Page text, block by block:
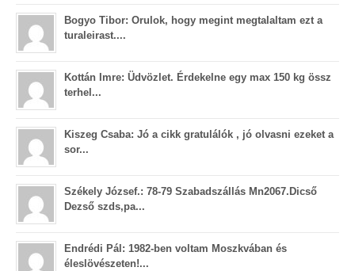
Bogyo Tibor: Orulok, hogy megint megtalaltam ezt a
turaleirast....
Kottán Imre: Üdvözlet. Érdekelne egy max 150 kg össz
terhel...
Kiszeg Csaba: Jó a cikk gratulálók , jó olvasni ezeket a
sor...
Székely József.: 78-79 Szabadszállás Mn2067.Dicső
Dezső szds,pa...
Endrédi Pál: 1982-ben voltam Moszkvában és
éleslövészeten!...